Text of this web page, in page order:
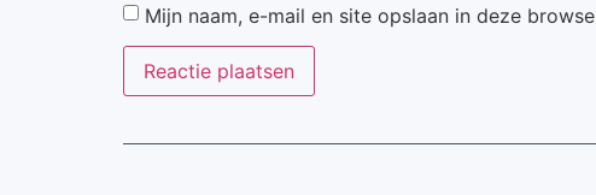
Mijn naam, e-mail en site opslaan in deze